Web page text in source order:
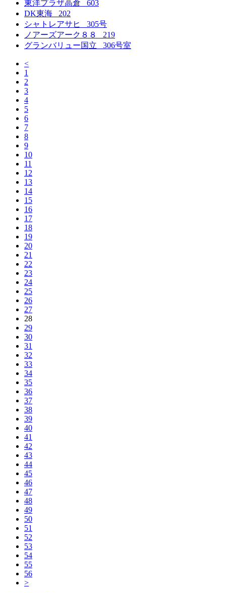
東洋プラザ高倉 603
DK東海 202
シャトレアサヒ 305号
ノアーズアーク８８ 219
グランバリュー国立 306号室
<
1
2
3
4
5
6
7
8
9
10
11
12
13
14
15
16
17
18
19
20
21
22
23
24
25
26
27
28
29
30
31
32
33
34
35
36
37
38
39
40
41
42
43
44
45
46
47
48
49
50
51
52
53
54
55
56
>